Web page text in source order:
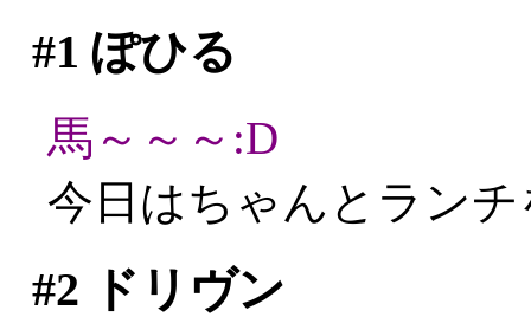
#1 ぽひる
馬～～～:D
今日はちゃんとラン
#2 ドリヴン